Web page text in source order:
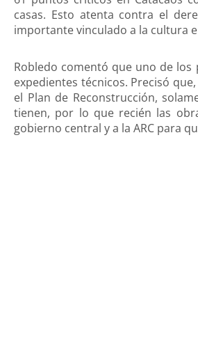
casas. Esto atenta contra el
importante vinculado a la cultura
Robledo comentó que uno de
expedientes técnicos. Precisó
el Plan de Reconstrucción,
tienen, por lo que recién las
gobierno central y a la ARC para